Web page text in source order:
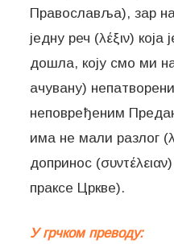
Православља), зар
једну реч (λέξιν)
дошла, коју смо ми
ачувану)
неповређеним
има не мали разлог
допринос
У грчком преводу: